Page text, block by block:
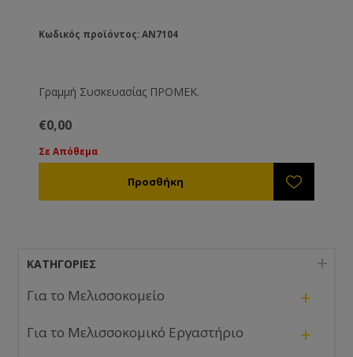
Κωδικός προϊόντος: AN7104
Γραμμή Συσκευασίας ΠΡΟΜΕΚ.
€0,00
Σε Απόθεμα
ΚΑΤΗΓΟΡΊΕΣ
Για το Μελισσοκομείο +
Για το Μελισσοκομικό Εργαστήριο +